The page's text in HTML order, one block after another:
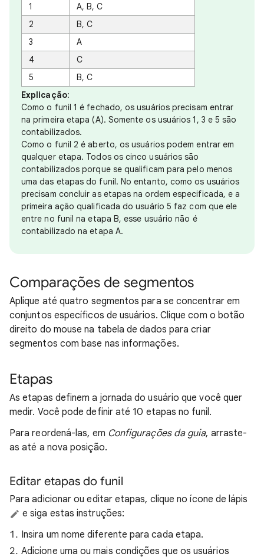
1
A, B, C
2
B, C
3
A
4
C
5
B, C
Explicação:
Como o funil 1 é fechado, os usuários precisam entrar
na primeira etapa (A). Somente os usuários 1, 3 e 5 são
contabilizados.
Como o funil 2 é aberto, os usuários podem entrar em
qualquer etapa. Todos os cinco usuários são
contabilizados porque se qualificam para pelo menos
uma das etapas do funil. No entanto, como os usuários
precisam concluir as etapas na ordem especificada, e a
primeira ação qualificada do usuário 5 faz com que ele
entre no funil na etapa B, esse usuário não é
contabilizado na etapa A.
Comparações de segmentos
Aplique até quatro segmentos para se concentrar em
conjuntos específicos de usuários. Clique com o botão
direito do mouse na tabela de dados para criar
segmentos com base nas informações.
Etapas
As etapas definem a jornada do usuário que você quer
medir. Você pode definir até 10 etapas no funil.
Para reordená-las, em Configurações da guia, arraste-
as até a nova posição.
Editar etapas do funil
Para adicionar ou editar etapas, clique no ícone de lápis
e siga estas instruções:
Insira um nome diferente para cada etapa.
Adicione uma ou mais condições que os usuários